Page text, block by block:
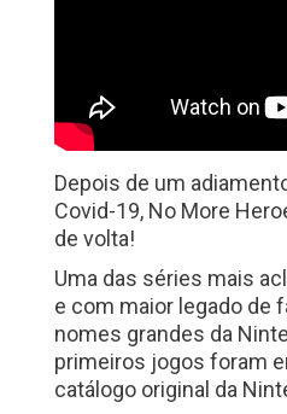
Depois de um
Covid-19, No More
de volta!
Uma das séries mais
e com maior legado de
nomes grandes da
primeiros jogos foram
catálogo original da